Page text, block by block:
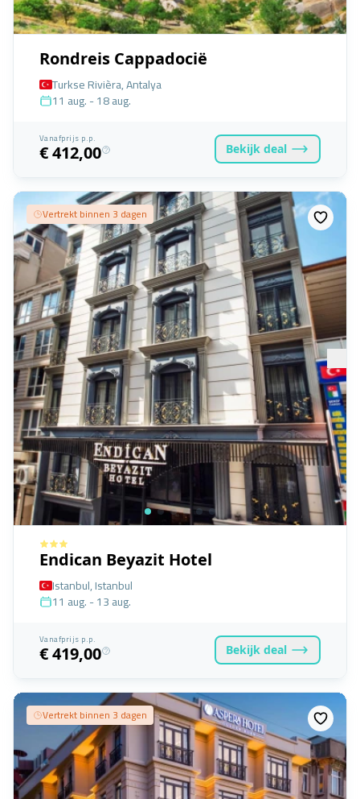
Rondreis Cappadocië
Turkse Rivièra, Antalya
11 aug. - 18 aug.
Vanafprijs p.p.
€ 412,00 Bekijk deal
Vertrekt binnen 3 dagen
Endican Beyazit Hotel
Istanbul, Istanbul
11 aug. - 13 aug.
Vanafprijs p.p.
€ 419,00 Bekijk deal
Vertrekt binnen 3 dagen